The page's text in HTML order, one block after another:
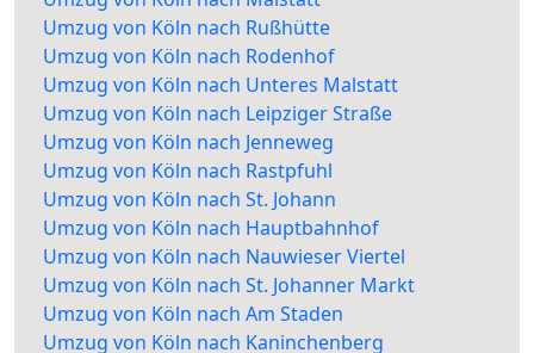
Umzug von Köln nach Rußhütte
Umzug von Köln nach Rodenhof
Umzug von Köln nach Unteres Malstatt
Umzug von Köln nach Leipziger Straße
Umzug von Köln nach Jenneweg
Umzug von Köln nach Rastpfuhl
Umzug von Köln nach St. Johann
Umzug von Köln nach Hauptbahnhof
Umzug von Köln nach Nauwieser Viertel
Umzug von Köln nach St. Johanner Markt
Umzug von Köln nach Am Staden
Umzug von Köln nach Kaninchenberg